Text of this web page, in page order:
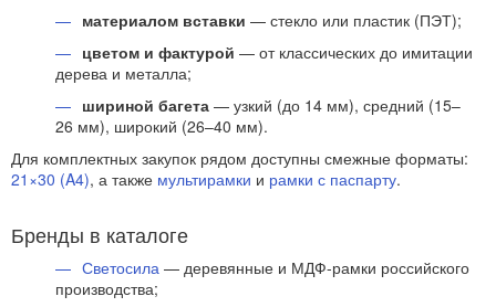
материалом вставки — стекло или пластик (ПЭТ);
цветом и фактурой — от классических до имитации
дерева и металла;
шириной багета — узкий (до 14 мм), средний (15–
26 мм), широкий (26–40 мм).
Для комплектных закупок рядом доступны смежные форматы:
21×30 (A4), а также мультирамки и рамки с паспарту.
Бренды в каталоге
Светосила — деревянные и МДФ-рамки российского
производства;